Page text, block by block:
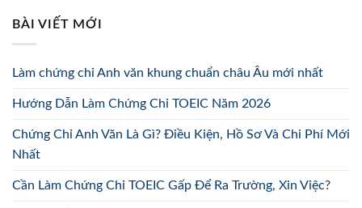
BÀI VIẾT MỚI
Làm chứng chỉ Anh văn khung chuẩn châu Âu mới nhất
Hướng Dẫn Làm Chứng Chỉ TOEIC Năm 2026
Chứng Chỉ Anh Văn Là Gì? Điều Kiện, Hồ Sơ Và Chi Phí Mới
Nhất
Cần Làm Chứng Chỉ TOEIC Gấp Để Ra Trường, Xin Việc?